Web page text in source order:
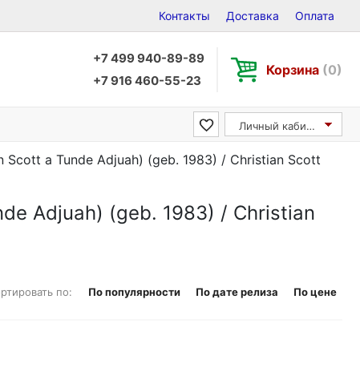
Контакты Доставка Оплата
+7 499 940-89-89
+7 916 460-55-23
Корзина (0)
Личный кабинет
a Tunde Adjuah) (geb. 1983) / Christian Scott
Adjuah) (geb. 1983) / Christian
по: По популярности По дате релиза По цене